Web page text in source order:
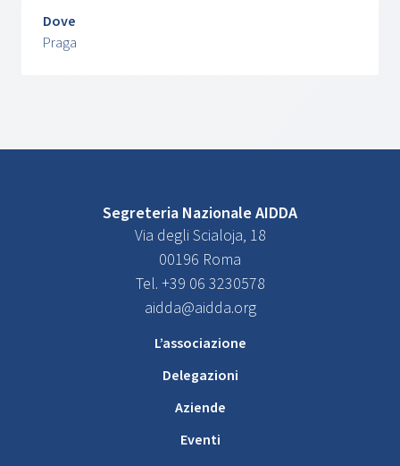
Dove
Praga
Segreteria Nazionale AIDDA
Via degli Scialoja, 18
00196 Roma
Tel. +39 06 3230578
aidda@aidda.org
L’associazione
Delegazioni
Aziende
Eventi